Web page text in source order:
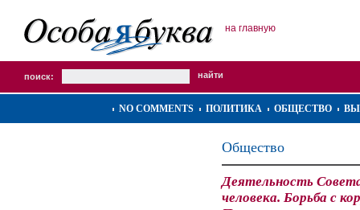
на главную
поиск:
NO COMMENTS ПОЛИТИКА ОБЩЕСТВО
Общество
Деятельность
человека. Борьба с